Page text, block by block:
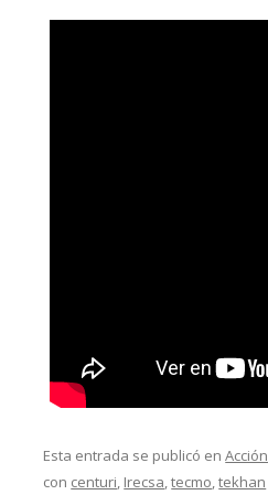
Esta entrada se publicó enAcción
con centuri, Irecsa,tecmo,tekhan